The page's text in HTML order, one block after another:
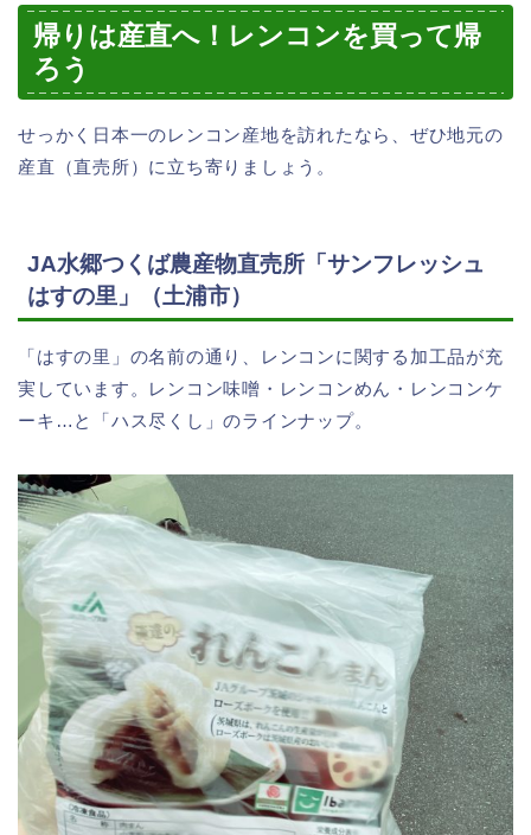
帰りは産直へ！レンコンを買って帰
ろう
せっかく日本一のレンコン産地を訪れたなら、ぜひ地元の
産直（直売所）に立ち寄りましょう。
JA水郷つくば農産物直売所「サンフレッシュ
はすの里」（土浦市）
「はすの里」の名前の通り、レンコンに関する加工品が充
実しています。レンコン味噌・レンコンめん・レンコンケ
ーキ…と「ハス尽くし」のラインナップ。